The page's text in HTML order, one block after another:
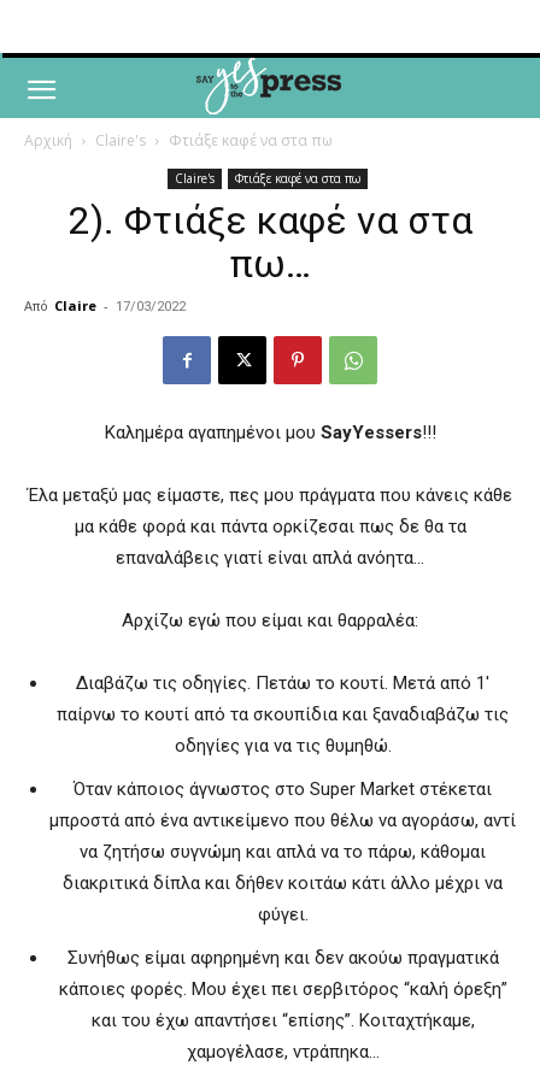
Αρχική Claire's Φτιάξε καφέ να στα πω
Claire's Φτιάξε καφέ να στα πω
2). Φτιάξε καφέ να στα
πω…
Από Claire - 17/03/2022
Καλημέρα αγαπημένοι μου SayYessers!!!
Έλα μεταξύ μας είμαστε, πες μου πράγματα που κάνεις κάθε
μα κάθε φορά και πάντα ορκίζεσαι πως δε θα τα
επαναλάβεις γιατί είναι απλά ανόητα…
Αρχίζω εγώ που είμαι και θαρραλέα:
Διαβάζω τις οδηγίες. Πετάω το κουτί. Μετά από 1′
παίρνω το κουτί από τα σκουπίδια και ξαναδιαβάζω τις
οδηγίες για να τις θυμηθώ.
Όταν κάποιος άγνωστος στο Super Market στέκεται
μπροστά από ένα αντικείμενο που θέλω να αγοράσω, αντί
να ζητήσω συγνώμη και απλά να το πάρω, κάθομαι
διακριτικά δίπλα και δήθεν κοιτάω κάτι άλλο μέχρι να
φύγει.
Συνήθως είμαι αφηρημένη και δεν ακούω πραγματικά
κάποιες φορές. Μου έχει πει σερβιτόρος “καλή όρεξη”
και του έχω απαντήσει “επίσης”. Κοιταχτήκαμε,
χαμογέλασε, ντράπηκα…